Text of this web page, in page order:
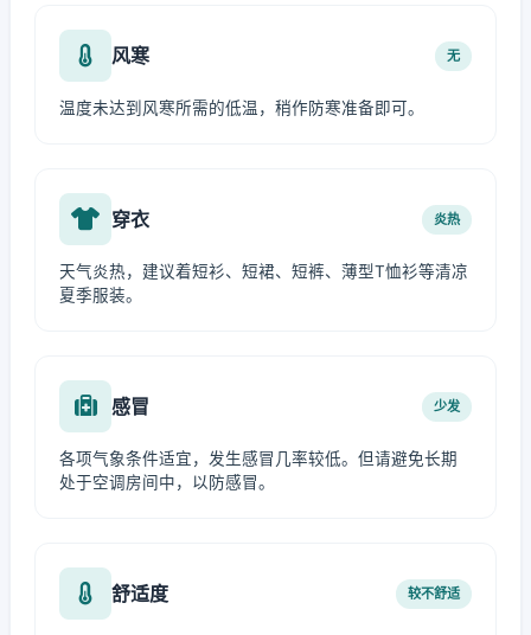
风寒 无
温度未达到风寒所需的低温，稍作防寒准备即可。
穿衣 炎热
天气炎热，建议着短衫、短裙、短裤、薄型T恤衫等清凉
夏季服装。
感冒 少发
各项气象条件适宜，发生感冒几率较低。但请避免长期
处于空调房间中，以防感冒。
舒适度 较不舒适